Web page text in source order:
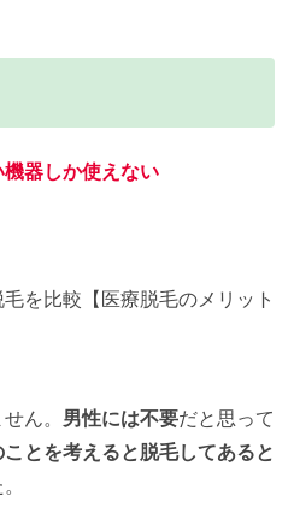
器しか使えない
ん。 男性には不要だと思って
とを考えると脱毛してあると